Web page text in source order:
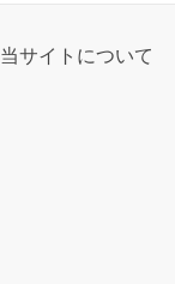
当サイトについて